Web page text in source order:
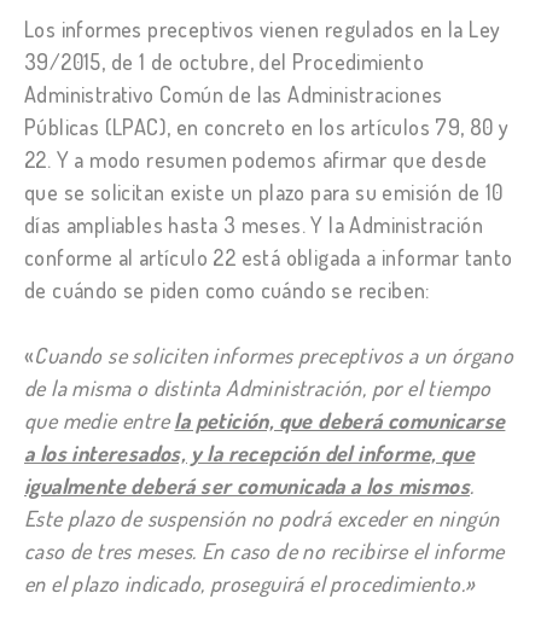
Los informes preceptivos vienen regulados en la Ley
39/2015, de 1 de octubre, del Procedimiento
Administrativo Común de las Administraciones
Públicas (LPAC), en concreto en los artículos 79, 80 y
22. Y a modo resumen podemos afirmar que desde
que se solicitan existe un plazo para su emisión de 10
días ampliables hasta 3 meses. Y la Administración
conforme al artículo 22 está obligada a informar tanto
de cuándo se piden como cuándo se reciben:
«Cuando se soliciten informes preceptivos a un órgano
de la misma o distinta Administración, por el tiempo
que medie entrela petición, que deberá comunicarse
a los interesados, y la recepción del informe, que
igualmente deberá ser comunicada a los mismos.
Este plazo de suspensión no podrá exceder en ningún
caso de tres meses. En caso de no recibirse el informe
en el plazo indicado, proseguirá el procedimiento.»